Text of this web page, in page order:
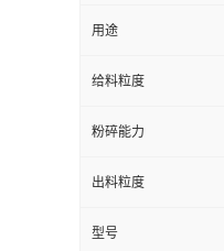
用途
给料粒度
粉碎能力
出料粒度
型号